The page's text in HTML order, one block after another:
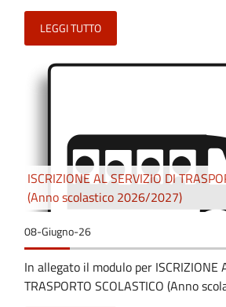
LEGGI TUTTO
ISCRIZIONE AL SERVIZIO DI
(Anno scolastico 2026/2027)
08-Giugno-26
In allegato il modulo per ISCRIZIONE
TRASPORTO SCOLASTICO (Anno